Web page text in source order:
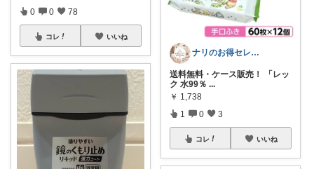
0 0 78
コレ いいね
ナリのお得セレクト
送料無料・ケース販売！ 「レッ
ク 水99％ ...
￥ 1,738
1 0 3
コレ いいね